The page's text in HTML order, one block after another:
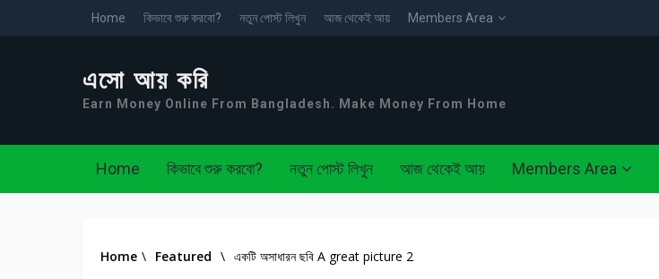
Home কিভাবে শুরু করবো? নতুন পোস্ট লিখুন আজ থেকেই আয় Members Area
এসো আয় করি
Earn Money Online From Bangladesh. Make Money From Home
Home কিভাবে শুরু করবো? নতুন পোস্ট লিখুন আজ থেকেই আয় Members Area
Home \ Featured \ একটি অসাধারন ছবি A great picture 2